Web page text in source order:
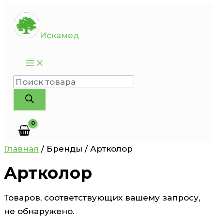
Перейти
содержимому
Искамед
Поиск
товаров
Главная / Бренды / Артколор
Артколор
Товаров, соответствующих вашему запросу,
не обнаружено.